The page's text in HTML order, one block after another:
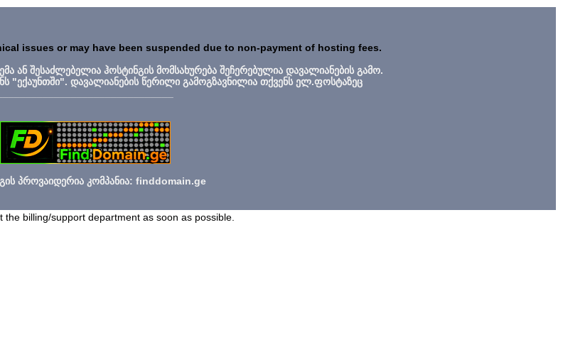
issues or may have been suspended due to non-payment of hosting fees.
ან შესაძლებელია ჰოსტინგის მომსახურება შეჩერებულია დავალიანების გამო.
"ექაუნთში". დავალიანების წერილი გამოგზავნილია თქვენს ელ.ფოსტაზეც
პროვაიდერია კომპანია: finddomain.ge
the billing/support department as soon as possible.